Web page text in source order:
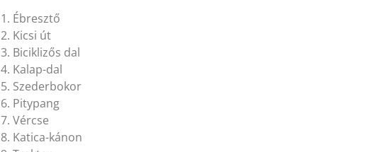
1. Ébresztő
2. Kicsi út
3. Biciklizős dal
4. Kalap-dal
5. Szederbokor
6. Pitypang
7. Vércse
8. Katica-kánon